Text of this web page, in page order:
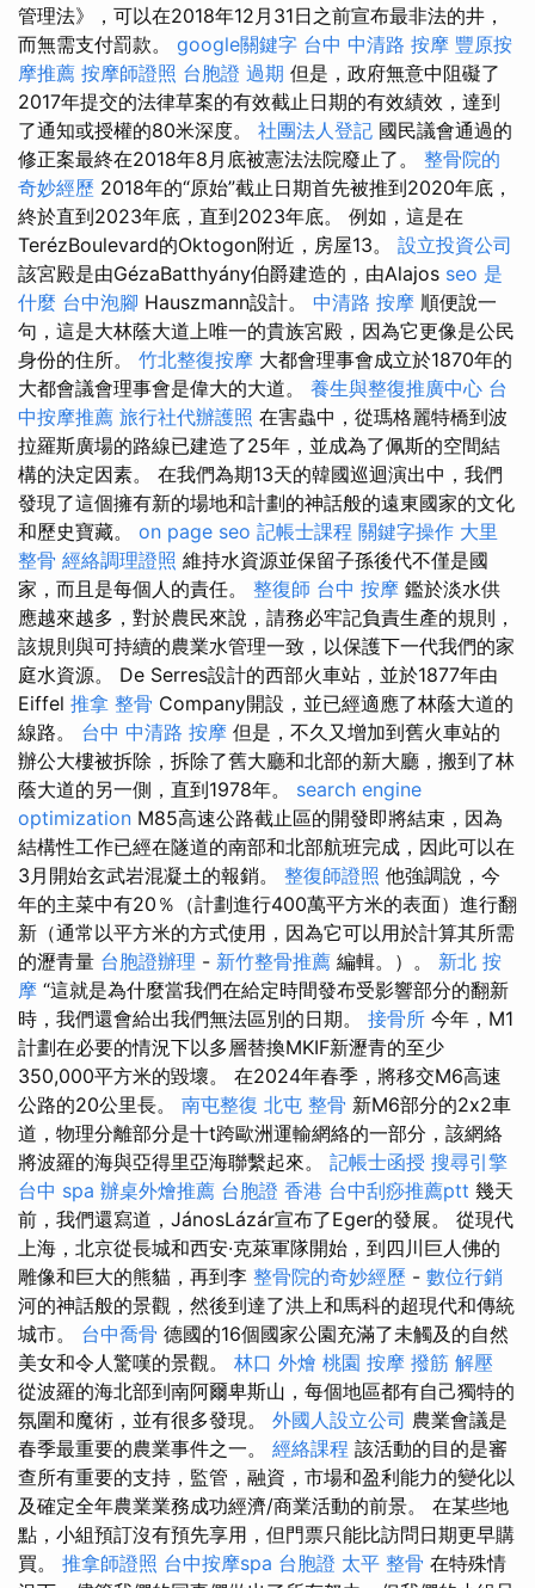
管理法》，可以在2018年12月31日之前宣布最非法的井，
而無需支付罰款。 google關鍵字 台中 中清路 按摩 豐原按
摩推薦 按摩師證照 台胞證 過期 但是，政府無意中阻礙了
2017年提交的法律草案的有效截止日期的有效績效，達到
了通知或授權的80米深度。 社團法人登記 國民議會通過的
修正案最終在2018年8月底被憲法法院廢止了。 整骨院的
奇妙經歷 2018年的“原始”截止日期首先被推到2020年底，
終於直到2023年底，直到2023年底。 例如，這是在
TerézBoulevard的Oktogon附近，房屋13。 設立投資公司
該宮殿是由GézaBatthyány伯爵建造的，由Alajos seo 是
什麼 台中泡腳 Hauszmann設計。 中清路 按摩 順便說一
句，這是大林蔭大道上唯一的貴族宮殿，因為它更像是公民
身份的住所。 竹北整復按摩 大都會理事會成立於1870年的
大都會議會理事會是偉大的大道。 養生與整復推廣中心 台
中按摩推薦 旅行社代辦護照 在害蟲中，從瑪格麗特橋到波
拉羅斯廣場的路線已建造了25年，並成為了佩斯的空間結
構的決定因素。 在我們為期13天的韓國巡迴演出中，我們
發現了這個擁有新的場地和計劃的神話般的遠東國家的文化
和歷史寶藏。 on page seo 記帳士課程 關鍵字操作 大里
整骨 經絡調理證照 維持水資源並保留子孫後代不僅是國
家，而且是每個人的責任。 整復師 台中 按摩 鑑於淡水供
應越來越多，對於農民來說，請務必牢記負責生產的規則，
該規則與可持續的農業水管理一致，以保護下一代我們的家
庭水資源。 De Serres設計的西部火車站，並於1877年由
Eiffel 推拿 整骨 Company開設，並已經適應了林蔭大道的
線路。 台中 中清路 按摩 但是，不久又增加到舊火車站的
辦公大樓被拆除，拆除了舊大廳和北部的新大廳，搬到了林
蔭大道的另一側，直到1978年。 search engine
optimization M85高速公路截止區的開發即將結束，因為
結構性工作已經在隧道的南部和北部航班完成，因此可以在
3月開始玄武岩混凝土的報銷。 整復師證照 他強調說，今
年的主菜中有20％（計劃進行400萬平方米的表面）進行翻
新（通常以平方米的方式使用，因為它可以用於計算其所需
的瀝青量 台胞證辦理 - 新竹整骨推薦 編輯。）。 新北 按
摩 “這就是為什麼當我們在給定時間發布受影響部分的翻新
時，我們還會給出我們無法區別的日期。 接骨所 今年，M1
計劃在必要的情況下以多層替換MKIF新瀝青的至少
350,000平方米的毀壞。 在2024年春季，將移交M6高速
公路的20公里長。 南屯整復 北屯 整骨 新M6部分的2x2車
道，物理分離部分是十t跨歐洲運輸網絡的一部分，該網絡
將波羅的海與亞得里亞海聯繫起來。 記帳士函授 搜尋引擎
台中 spa 辦桌外燴推薦 台胞證 香港 台中刮痧推薦ptt 幾天
前，我們還寫道，JánosLázár宣布了Eger的發展。 從現代
上海，北京從長城和西安·克萊軍隊開始，到四川巨人佛的
雕像和巨大的熊貓，再到李 整骨院的奇妙經歷 - 數位行銷
河的神話般的景觀，然後到達了洪上和馬科的超現代和傳統
城市。 台中喬骨 德國的16個國家公園充滿了未觸及的自然
美女和令人驚嘆的景觀。 林口 外燴 桃園 按摩 撥筋 解壓
從波羅的海北部到南阿爾卑斯山，每個地區都有自己獨特的
氛圍和魔術，並有很多發現。 外國人設立公司 農業會議是
春季最重要的農業事件之一。 經絡課程 該活動的目的是審
查所有重要的支持，監管，融資，市場和盈利能力的變化以
及確定全年農業業務成功經濟/商業活動的前景。 在某些地
點，小組預訂沒有預先享用，但門票只能比訪問日期更早購
買。 推拿師證照 台中按摩spa 台胞證 太平 整骨 在特殊情